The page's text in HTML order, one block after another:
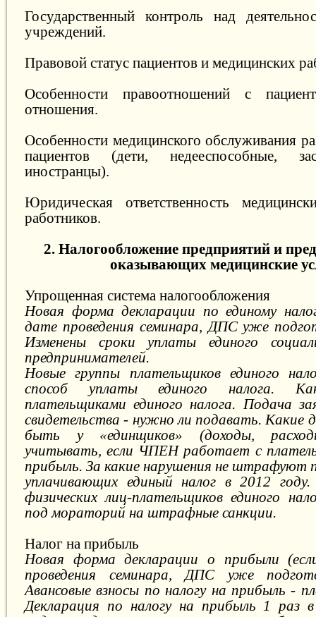
Государственный контроль над
учреждений.
Правовой статус пациентов и медицинских
Особенности правоотношений с
отношения.
Особенности медицинского обслуживания
пациентов (дети, недееспособные,
иностранцы).
Юридическая ответственность
работников.
2. Налогообложение предприятий и
оказывающих медицинские
Упрощенная система налогообложения
Новая форма декларации по единому
дате проведения семинара, ДПС уже
Изменены сроки уплаты единого
предпринимателей.
Новые группы плательщиков единого
способ уплаты единого налога.
плательщиками единого налога. Подача
свидетельства - нужно ли подавать. Какие
быть у «единщиков» (доходы,
учитывать, если ЧПЕН работает с
прибыль. За какие нарушения не штрафуют
уплачивающих единый налог в 2012
физических лиц-плательщиков единого
под мораторий на штрафные санкции.
Налог на прибыль
Новая форма декларации о прибыли
проведения семинара, ДПС уже
Авансовые взносы по налогу на прибыль -
Декларация по налогу на прибыль 1 раз